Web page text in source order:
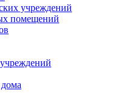
учреждений
помещений